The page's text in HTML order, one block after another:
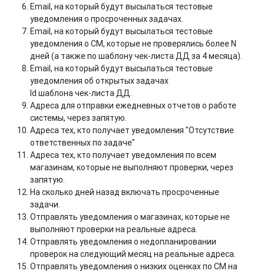
Email, на который будут высылаться тестовые
уведомления о просроченных задачах.
Email, на который будут высылаться тестовые
уведомления о СМ, которые не проверялись более N
дней (а также по шаблону чек-листа ДД за 4 месяца).
Email, на который будут высылаться тестовые
уведомления об открытых задачах
Id шаблона чек-листа ДД.
Адреса для отправки ежедневных отчетов о работе
системы, через запятую.
Адреса тех, кто получает уведомления "Отсутствие
ответственных по задаче"
Адреса тех, кто получает уведомления по всем
магазинам, которые не выполняют проверки, через
запятую.
На сколько дней назад включать просроченные
задачи.
Отправлять уведомления о магазинах, которые не
выполняют проверки на реальные адреса.
Отправлять уведомления о недопланировании
проверок на следующий месяц на реальные адреса.
Отправлять уведомления о низких оценках по СМ на